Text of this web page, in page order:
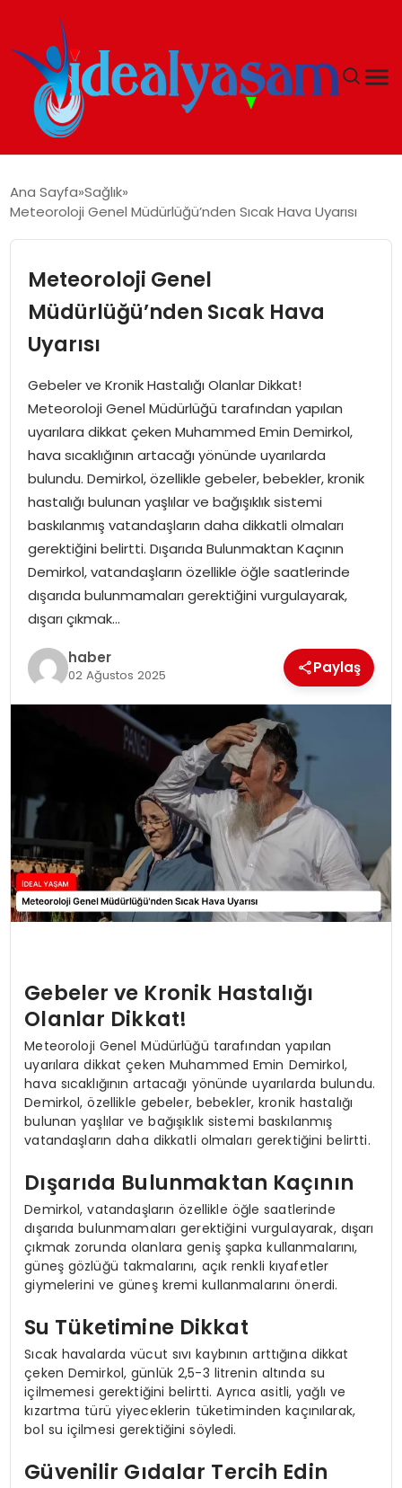
GÜNDEM
EKONOMI
İDEAL YAŞAM
YAŞAM
MAGAZIN
SAĞLIK
SOSYAL HABER
Ana Sayfa Sağlık
Meteoroloji Genel Müdürlüğü’nden Sıcak Hava Uyarısı
Meteoroloji Genel
Müdürlüğü’nden Sıcak Hava
Uyarısı
Gebeler ve Kronik Hastalığı Olanlar Dikkat!
Meteoroloji Genel Müdürlüğü tarafından yapılan
uyarılara dikkat çeken Muhammed Emin Demirkol,
hava sıcaklığının artacağı yönünde uyarılarda
bulundu. Demirkol, özellikle gebeler, bebekler, kronik
hastalığı bulunan yaşlılar ve bağışıklık sistemi
baskılanmış vatandaşların daha dikkatli olmaları
gerektiğini belirtti. Dışarıda Bulunmaktan Kaçının
Demirkol, vatandaşların özellikle öğle saatlerinde
dışarıda bulunmamaları gerektiğini vurgulayarak,
dışarı çıkmak…
haber
02 Ağustos 2025 Paylaş
Gebeler ve Kronik Hastalığı
Olanlar Dikkat!
Meteoroloji Genel Müdürlüğü tarafından yapılan
uyarılara dikkat çeken Muhammed Emin Demirkol,
hava sıcaklığının artacağı yönünde uyarılarda bulundu.
Demirkol, özellikle gebeler, bebekler, kronik hastalığı
bulunan yaşlılar ve bağışıklık sistemi baskılanmış
vatandaşların daha dikkatli olmaları gerektiğini belirtti.
Dışarıda Bulunmaktan Kaçının
Demirkol, vatandaşların özellikle öğle saatlerinde
dışarıda bulunmamaları gerektiğini vurgulayarak, dışarı
çıkmak zorunda olanlara geniş şapka kullanmalarını,
güneş gözlüğü takmalarını, açık renkli kıyafetler
giymelerini ve güneş kremi kullanmalarını önerdi.
Su Tüketimine Dikkat
Sıcak havalarda vücut sıvı kaybının arttığına dikkat
çeken Demirkol, günlük 2,5-3 litrenin altında su
içilmemesi gerektiğini belirtti. Ayrıca asitli, yağlı ve
kızartma türü yiyeceklerin tüketiminden kaçınılarak,
bol su içilmesi gerektiğini söyledi.
Güvenilir Gıdalar Tercih Edin